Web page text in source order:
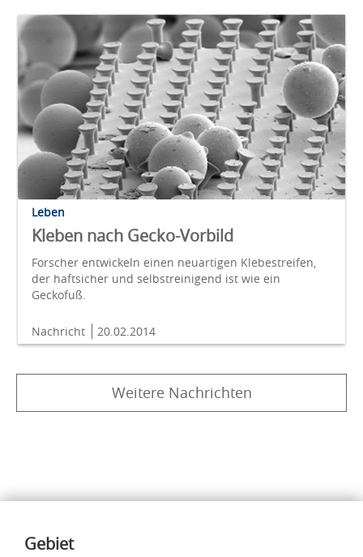
Leben
Kleben nach Gecko-Vorbild
Forscher entwickeln einen neuartigen Klebestreifen,
der haftsicher und selbstreinigend ist wie ein
Geckofuß.
Nachricht 20.02.2014
Weitere Nachrichten
Inhalte
Gebiet